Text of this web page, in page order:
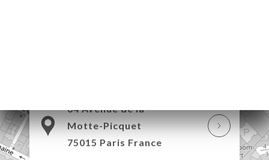
64 Avenue de la
Motte-Picquet
75015 Paris France